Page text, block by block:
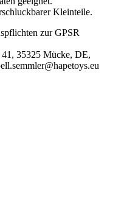
Kleinteile.
zur GPSR
35325 Mücke, DE,